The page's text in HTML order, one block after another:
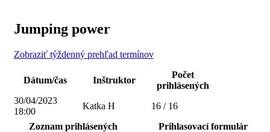
Jumping power
Zobraziť týždenný prehľad termínov
Dátum/čas Inštruktor
Počet
prihlásených
30/04/2023
18:00
Katka H
16 / 16
Zoznam prihlásených
Prihlasovací formulár